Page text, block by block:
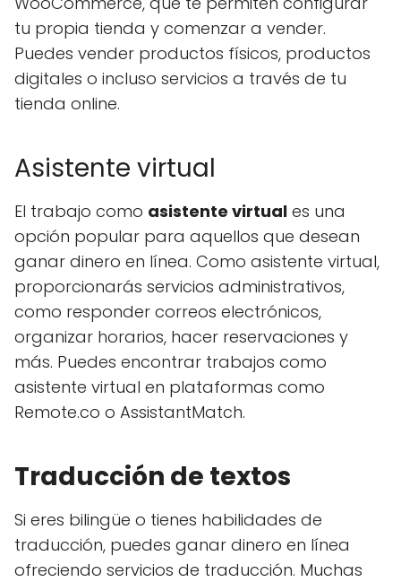
tu propia tienda y comenzar a vender.
Puedes vender productos físicos, productos
digitales o incluso servicios a través de tu
tienda online.
Asistente virtual
El trabajo como asistente virtual es una
opción popular para aquellos que desean
ganar dinero en línea. Como asistente virtual,
proporcionarás servicios administrativos,
como responder correos electrónicos,
organizar horarios, hacer reservaciones y
más. Puedes encontrar trabajos como
asistente virtual en plataformas como
Remote.co o AssistantMatch.
Traducción de textos
Si eres bilingüe o tienes habilidades de
traducción, puedes ganar dinero en línea
ofreciendo servicios de traducción. Muchas